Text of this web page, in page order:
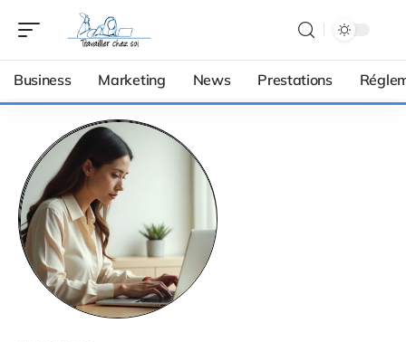
Business Marketing News Prestations